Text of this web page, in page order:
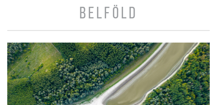
BELFÖLD